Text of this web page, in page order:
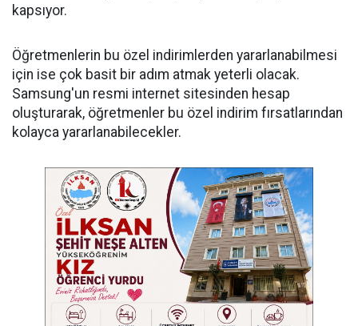
kapsıyor.
Öğretmenlerin bu özel indirimlerden yararlanabilmesi
için ise çok basit bir adım atmak yeterli olacak.
Samsung'un resmi internet sitesinden hesap
oluşturarak, öğretmenler bu özel indirim fırsatlarından
kolayca yararlanabilecekler.